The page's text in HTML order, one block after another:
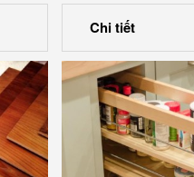
Chi tiết